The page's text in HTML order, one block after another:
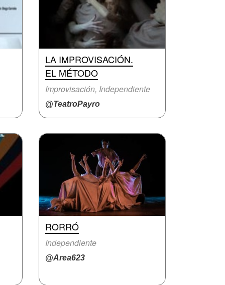
LA IMPROVISACIÓN.
EL MÉTODO
Improvisación, Independiente
@TeatroPayro
RORRÓ
Independiente
@Area623